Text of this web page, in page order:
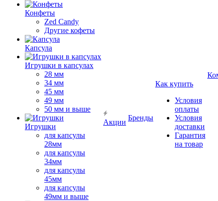
Конфеты
Zed Candy
Другие кофеты
Капсула
Игрушки в капсулах
28 мм
34 мм
45 мм
49 мм
50 мм и выше
Игрушки
для капсулы
28мм
для капсулы
34мм
для капсулы
45мм
для капсулы
49мм и выше
Акции
Бренды
Как купить
Условия
оплаты
Условия
доставки
Гарантия
на товар